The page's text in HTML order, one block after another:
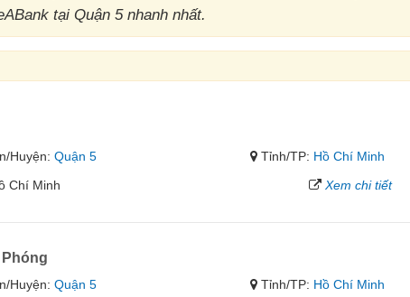
tại Quận 5 nhanh nhất.
Huyện: Quận 5 Tỉnh/TP: Hồ Chí Minh
Chí Minh
Xem chi tiết
Phóng
Huyện: Quận 5 Tỉnh/TP: Hồ Chí Minh